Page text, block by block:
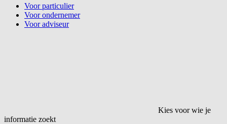
Voor particulier
Voor ondernemer
Voor adviseur
Kies voor wie je
informatie zoekt